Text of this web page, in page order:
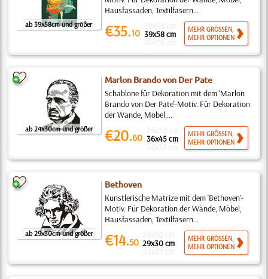
ab 39x58cm und größer
Hausfassaden, Textilfasern...
€35.10 39x58 cm
MEHR GRÖSSEN,
MEHR OPTIONEN
ab 24x30cm und größer
Marlon Brando von Der Pate
Schablone für Dekoration mit dem 'Marlon
Brando von Der Pate'-Motiv. Für Dekoration
der Wände, Möbel,...
€20.60 36x45 cm
MEHR GRÖSSEN,
MEHR OPTIONEN
ab 29x30cm und größer
Bethoven
Künstlerische Matrize mit dem 'Bethoven'-
Motiv. Für Dekoration der Wände, Möbel,
Hausfassaden, Textilfasern...
€14.50 29x30 cm
MEHR GRÖSSEN,
MEHR OPTIONEN